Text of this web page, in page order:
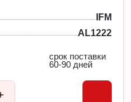
IFM
AL1222
срок поставки
60-90 дней